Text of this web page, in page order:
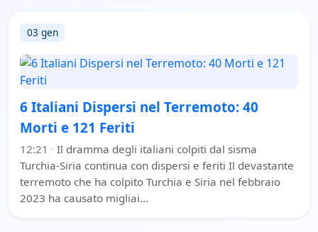
03 gen
6 Italiani Dispersi nel Terremoto: 40
Morti e 121 Feriti
12:21 · Il dramma degli italiani colpiti dal sisma
Turchia-Siria continua con dispersi e feriti Il devastante
terremoto che ha colpito Turchia e Siria nel febbraio
2023 ha causato migliai…